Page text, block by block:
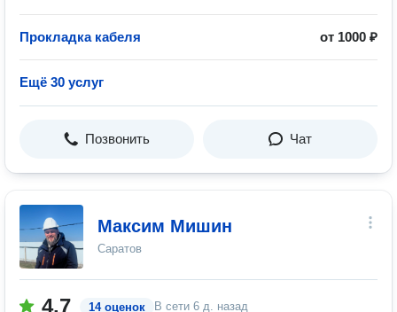
Прокладка кабеля от 1000 ₽
Ещё 30 услуг
Позвонить Чат
Максим Мишин
Саратов
4.7 14 оценок В сети 6 д. назад